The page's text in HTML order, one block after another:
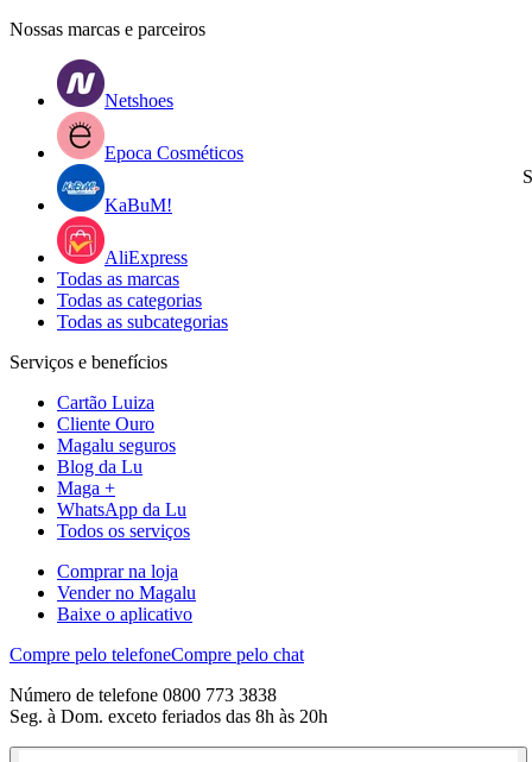
Nossas marcas e parceiros
Netshoes
Epoca Cosméticos
KaBuM!
AliExpress
Todas as marcas
Todas as categorias
Todas as subcategorias
Serviços e benefícios
Cartão Luiza
Cliente Ouro
Magalu seguros
Blog da Lu
Maga +
WhatsApp da Lu
Todos os serviços
Comprar na loja
Vender no Magalu
Baixe o aplicativo
Compre pelo telefoneCompre pelo chat
Número de telefone 0800 773 3838
Seg. à Dom. exceto feriados das 8h às 20h